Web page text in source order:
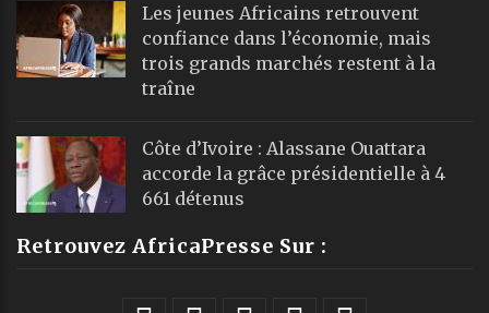
Les jeunes Africains retrouvent
confiance dans l’économie, mais
trois grands marchés restent à la
traîne
Côte d’Ivoire : Alassane Ouattara
accorde la grâce présidentielle à 4
661 détenus
Retrouvez AfricaPresse Sur :